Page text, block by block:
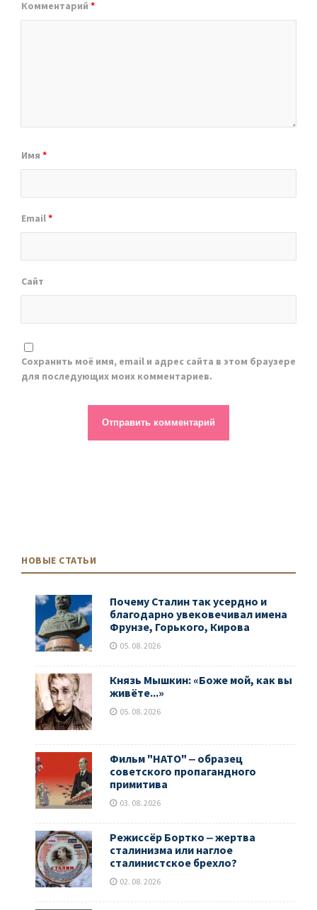
Комментарий *
Имя *
Email*
Сайт
Сохранить моё имя, email и адрес сайта в этом браузере
для последующих моих комментариев.
НОВЫЕ СТАТЬИ
Почему Сталин так усердно и
благодарно увековечивал имена
Фрунзе, Горького, Кирова
05. 08. 2026
Князь Мышкин: «Боже мой, как вы
живёте...»
05. 08. 2026
Фильм "НАТО" ‒ образец
советского пропагандного
примитива
03. 08. 2026
Режиссёр Бортко ‒ жертва
сталинизма или наглое
сталинистское брехло?
02. 08. 2026